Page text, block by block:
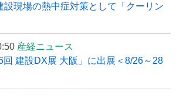
設現場の熱中症対策として「クーリン
産経ニュース
回 建設DX展 大阪」に出展＜8/26～28